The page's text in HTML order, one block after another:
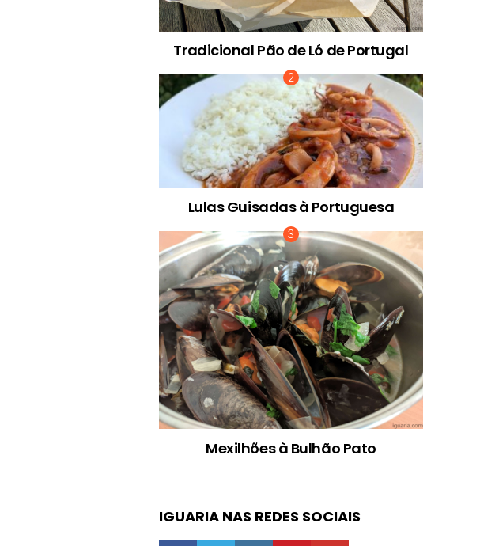
Tradicional Pão de Ló de Portugal
Lulas Guisadas à Portuguesa
Mexilhões à Bulhão Pato
IGUARIA NAS REDES SOCIAIS
facebooktwitter instagrampinterestyoutube